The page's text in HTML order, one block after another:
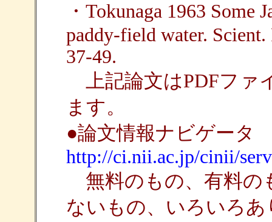
・Tokunaga 1963 Some
paddy-field water.
37-49.
上記論文はPDFファ
ます。
●論文情報ナビゲータ
http://ci.nii.ac.jp/cinii/
無料のもの、有料の
ないもの、いろいろ